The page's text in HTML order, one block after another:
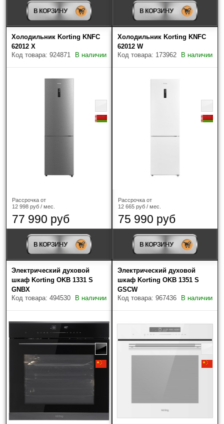
Найдено товаров: 645
Доставка
Доставку заказанной вами продукции мы
осуществляем в кратчайшие сроки по Москве,
Московской области, Калуге и Калужской области.
Доставка по России и Беларуси
Доставка в регионы (кроме Москвы и Московской
области, Калуги и Калужской области)
товара. Доставка осуществляется транспортной
компанией "ПЭК", "Деловые линии",
"Желдорэкспедиция" и другие,
до терминала (склада) транспортной компании в
Вашем городе или на Ваш домашний адрес. При
предварительном согласовании, Вы можете выбрать
самостоятельно транспортную компанию.
При отправке через транспортные компании
обязательно заказывается жесткая упаковка
(обрешетка) и страхование груза!
В КОРЗИНУ В КОРЗИНУ
Холодильник Korting KNFC
62012 X
Код товара: 924871
В наличии
Рассрочка от
12 998 руб / мес.
77 990 руб
В КОРЗИНУ
Холодильник Korting KNFC
62012 W
Код товара: 173962
В наличии
Рассрочка от
12 665 руб / мес.
75 990 руб
В КОРЗИНУ
Электрический духовой
шкаф Korting OKB 1331 S
GNBX
Код товара: 494530
В наличии
Электрический духовой
шкаф Korting OKB 1351 S
GSCW
Код товара: 967436
В наличии